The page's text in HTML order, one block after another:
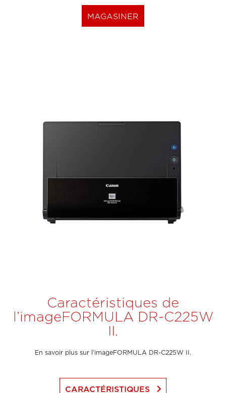
MAGASINER
Caractéristiques de
l’imageFORMULA DR-C225W
II.
En savoir plus sur l’imageFORMULA DR-C225W II.
CARACTÉRISTIQUES keyboard_arrow_right